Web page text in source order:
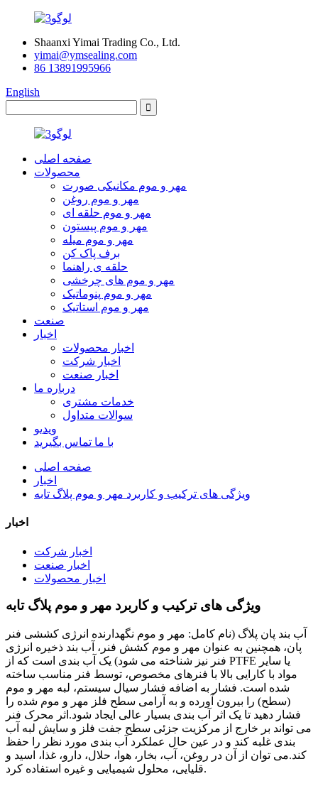
Shaanxi Yimai Trading Co., Ltd.
yimai@ymsealing.com
86 13891995966
English
صفحه اصلی
محصولات
مهر و موم مکانیکی صورت
مهر و موم روغن
مهر و موم حلقه ای
مهر و موم پیستون
مهر و موم میله
برف پاک کن
حلقه ی راهنما
مهر و موم های چرخشی
مهر و موم پنوماتیک
مهر و موم استاتیک
صنعت
اخبار
اخبار محصولات
اخبار شرکت
اخبار صنعت
درباره ما
خدمات مشتری
سوالات متداول
ویدیو
با ما تماس بگیرید
صفحه اصلی
اخبار
ویژگی های ترکیب و کاربرد مهر و موم پلاگ تابه
اخبار
اخبار شرکت
اخبار صنعت
اخبار محصولات
ویژگی های ترکیب و کاربرد مهر و موم پلاگ تابه
آب بند پان پلاگ (نام کامل: مهر و موم نگهدارنده انرژی کششی فنر
پان، همچنین به عنوان مهر و موم کشش فنر، آب بند ذخیره انرژی
فنر نیز شناخته می شود) یک آب بندی است که از PTFE یا سایر
مواد با کارایی بالا با فنرهای مخصوص، توسط فنر مناسب ساخته
شده است. فشار به اضافه فشار سیال سیستم، لبه مهر و موم
(سطح) را بیرون آورده و به آرامی سطح فلز مهر و موم شده را
فشار دهید تا یک اثر آب بندی بسیار عالی ایجاد شود.اثر محرک فنر
می تواند بر خارج از مرکزیت جزئی سطح جفت فلز و سایش لبه آب
بندی غلبه کند و در عین حال عملکرد آب بندی مورد نظر را حفظ
کند.می توان از آن در روغن، آب، بخار، هوا، حلال، دارو، غذا، اسید و
قلیایی، محلول شیمیایی و غیره استفاده کرد.